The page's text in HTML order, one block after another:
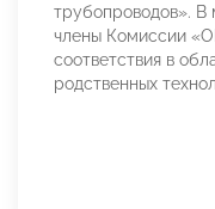
трубопроводов». В
члены Комиссии
соответствия в
родственных